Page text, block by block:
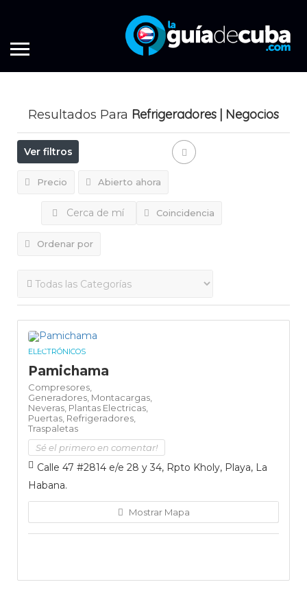
Resultados Para Refrigeradores | Negocios
Ver filtros
Precio Abierto ahora
Cerca de mí Coincidencia
Ordenar por
ELECTRÓNICOS
Pamichama
Compresores,
Generadores, Montacargas,
Neveras, Plantas Electricas,
Puertas, Refrigeradores,
Traspaletas
Sé el primero en comentar!
Calle 47 #2814 e/e 28 y 34, Rpto Kholy, Playa, La
Habana.
Mostrar Mapa